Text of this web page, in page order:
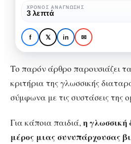
ΓΛΩΣΣΙΚΉ ΔΙΑΤΑΡΑΧΉ
Κύρια
κριτήρια της
διαταραχής
γλωσσικής
διαταραχής
στα
παιδιά
ΧΡΌΝΟΣ ΑΝΆΓΝΩΣΗΣ
3 λεπτά
f 𝕏 in ✉
Το παρόν άρθρο παρουσιάζει
κριτήρια της γλωσσικής
σύμφωνα με τις συστάσεις της
Για κάποια παιδιά,η γλωσσική
μέρος μιας συνυπάρχουσας